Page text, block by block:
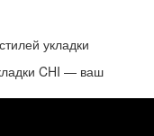
укладки
CHI — ваш